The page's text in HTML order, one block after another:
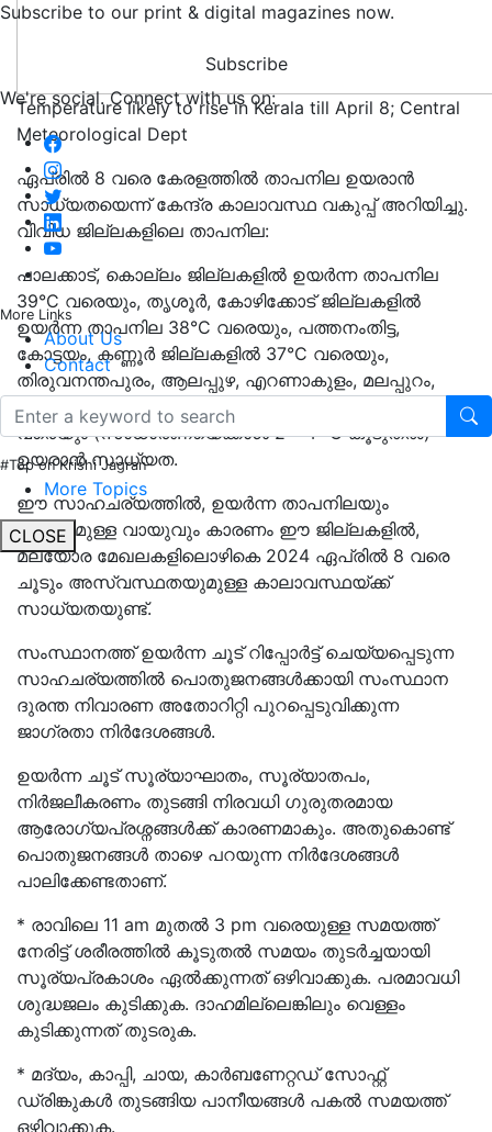
Subscribe to our print & digital magazines now.
Subscribe
We're social. Connect with us on:
More Links
About Us
Contact
#Top on Krishi Jagran
More Topics
CLOSE
Temperature likely to rise in Kerala till April 8; Central
Meteorological Dept
ഏപ്രിൽ 8 വരെ കേരളത്തിൽ താപനില ഉയരാൻ
സാധ്യതയെന്ന് കേന്ദ്ര കാലാവസ്ഥ വകുപ്പ് അറിയിച്ചു.
വിവിധ ജില്ലകളിലെ താപനില:
പാലക്കാട്, കൊല്ലം ജില്ലകളിൽ ഉയർന്ന താപനില
39°C വരെയും, തൃശൂർ, കോഴിക്കോട് ജില്ലകളിൽ
ഉയർന്ന താപനില 38°C വരെയും, പത്തനംതിട്ട,
കോട്ടയം, കണ്ണൂർ ജില്ലകളിൽ 37°C വരെയും,
തിരുവനന്തപുരം, ആലപ്പുഴ, എറണാകുളം, മലപ്പുറം,
കാസറഗോഡ് ജില്ലകളിൽ ഉയർന്ന താപനില 36°C
വരെയും (സാധാരണയെക്കാൾ 2 – 4 °C കൂടുതൽ)
ഉയരാൻ സാധ്യത.
ഈ സാഹചര്യത്തിൽ, ഉയർന്ന താപനിലയും
ഈർപ്പമുള്ള വായുവും കാരണം ഈ ജില്ലകളിൽ,
മലയോര മേഖലകളിലൊഴികെ 2024 ഏപ്രിൽ 8 വരെ
ചൂടും അസ്വസ്ഥതയുമുള്ള കാലാവസ്ഥയ്ക്ക്
സാധ്യതയുണ്ട്.
സംസ്ഥാനത്ത് ഉയർന്ന ചൂട് റിപ്പോർട്ട് ചെയ്യപ്പെടുന്ന
സാഹചര്യത്തിൽ പൊതുജനങ്ങൾക്കായി സംസ്ഥാന
ദുരന്ത നിവാരണ അതോറിറ്റി പുറപ്പെടുവിക്കുന്ന
ജാഗ്രതാ നിർദേശങ്ങൾ.
ഉയർന്ന ചൂട് സൂര്യാഘാതം, സൂര്യാതപം,
നിർജലീകരണം തുടങ്ങി നിരവധി ഗുരുതരമായ
ആരോഗ്യപ്രശ്നങ്ങൾക്ക് കാരണമാകും. അതുകൊണ്ട്
പൊതുജനങ്ങൾ താഴെ പറയുന്ന നിർദേശങ്ങൾ
പാലിക്കേണ്ടതാണ്.
* രാവിലെ 11 am മുതല്‍ 3 pm വരെയുള്ള സമയത്ത്
നേരിട്ട് ശരീരത്തിൽ കൂടുതൽ സമയം തുടർച്ചയായി
സൂര്യപ്രകാശം ഏൽക്കുന്നത് ഒഴിവാക്കുക. പരമാവധി
ശുദ്ധജലം കുടിക്കുക. ദാഹമില്ലെങ്കിലും വെള്ളം
കുടിക്കുന്നത് തുടരുക.
* മദ്യം, കാപ്പി, ചായ, കാർബണേറ്റഡ് സോഫ്റ്റ്
ഡ്രിങ്കുകൾ തുടങ്ങിയ പാനീയങ്ങള്‍ പകല്‍ സമയത്ത്
ഒഴിവാക്കുക.